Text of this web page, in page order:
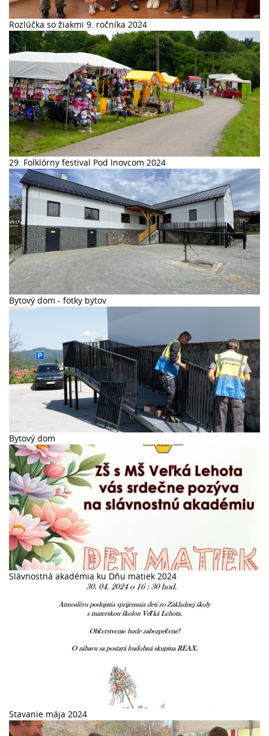
Rozlúčka so žiakmi 9. ročníka 2024
29. Folklórny festival Pod Inovcom 2024
Bytový dom - fotky bytov
Bytový dom
Slávnostná akadémia ku Dňu matiek 2024
Stavanie mája 2024